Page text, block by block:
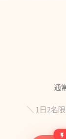
通
＼ 1日2名